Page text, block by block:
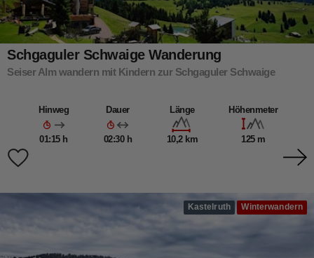
Schgaguler Schwaige Wanderung
Seiser Alm wandern mit Kindern zur Schgaguler Schwaige
Hinweg
01:15 h
Dauer
02:30 h
Länge
10,2 km
Höhenmeter
125 m
Kastelruth Winterwandern